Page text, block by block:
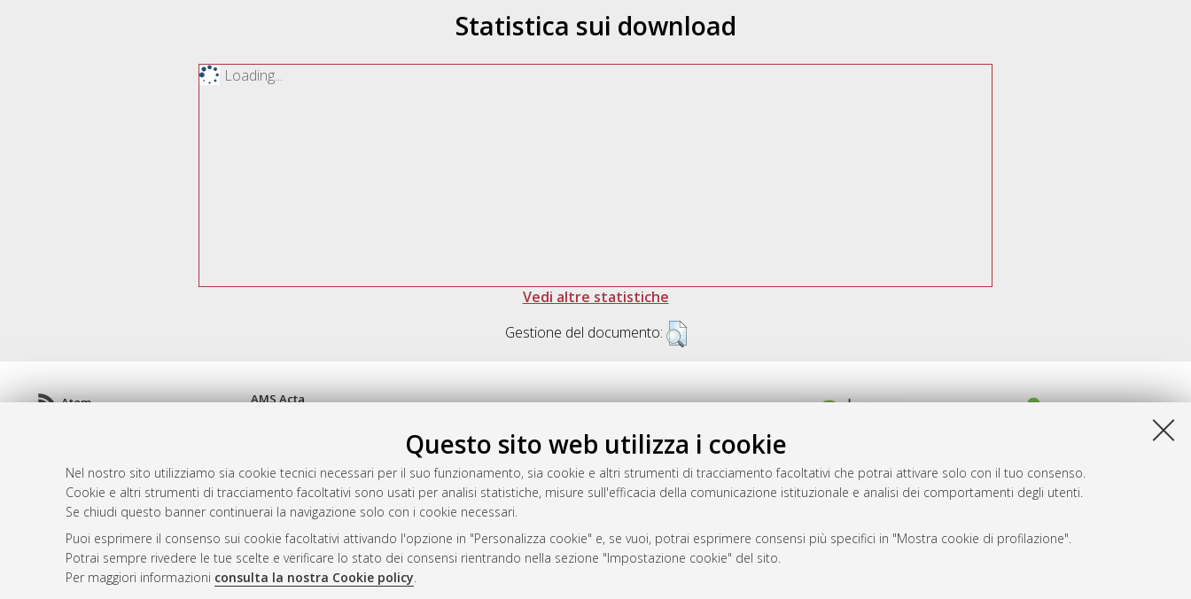
Questo sito web utilizza i cookie
Nel nostro sito utilizziamo sia cookie tecnici necessari per il suo funzionamento, sia cookie e altri strumenti di tracciamento facoltativi che potrai attivare solo con il tuo consenso.
Cookie e altri strumenti di tracciamento facoltativi sono usati per analisi statistiche, misure sull'efficacia della comunicazione istituzionale e analisi dei comportamenti degli utenti.
Se chiudi questo banner continuerai la navigazione solo con i cookie necessari.
Puoi esprimere il consenso sui cookie facoltativi attivando l'opzione in "Personalizza cookie" e, se vuoi, potrai esprimere consensi più specifici in "Mostra cookie di profilazione".
Potrai sempre rivedere le tue scelte e verificare lo stato dei consensi rientrando nella sezione "Impostazione cookie" del sito.
Per maggiori informazioni consulta la nostra Cookie policy.
Statistica sui download
Loading...
Vedi altre statistiche
Gestione del documento:
Atom
AMS Acta
doi.org/10.17616/R3P19R
Servizio implementato e gestito da
AlmaDL
Impostazioni Cookie
Informativa sulla privacy
Condizioni d'uso del sito
Mission e policies del repository